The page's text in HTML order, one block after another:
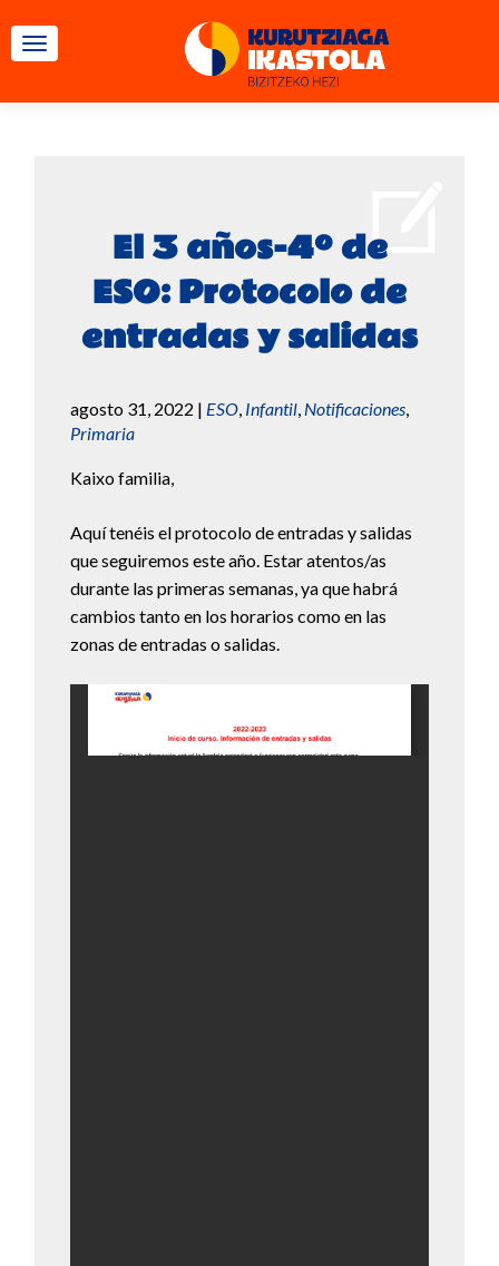
CAMBIAR NAVEGACIÓN
El 3 años-4º de
ESO: Protocolo de
entradas y salidas
agosto 31, 2022 | ESO, Infantil, Notificaciones,
Primaria
Kaixo familia,
Aquí tenéis el protocolo de entradas y salidas
que seguiremos este año. Estar atentos/as
durante las primeras semanas, ya que habrá
cambios tanto en los horarios como en las
zonas de entradas o salidas.